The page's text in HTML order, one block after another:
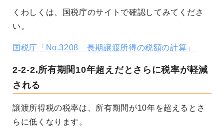
くわしくは、国税庁のサイトで確認してみてくださ
い。
国税庁「No.3208 長期譲渡所得の税額の計算」
2-2-2.所有期間10年超えだとさらに税率が軽減
される
譲渡所得税の税率は、所有期間が10年を超えるとさ
らに低くなります。